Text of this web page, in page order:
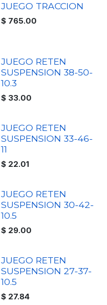
JUEGO TRACCION
$ 765.00
JUEGO RETEN
SUSPENSION 38-50-
10.3
$ 33.00
JUEGO RETEN
SUSPENSION 33-46-
11
$ 22.01
JUEGO RETEN
SUSPENSION 30-42-
10.5
$ 29.00
JUEGO RETEN
SUSPENSION 27-37-
10.5
$ 27.84